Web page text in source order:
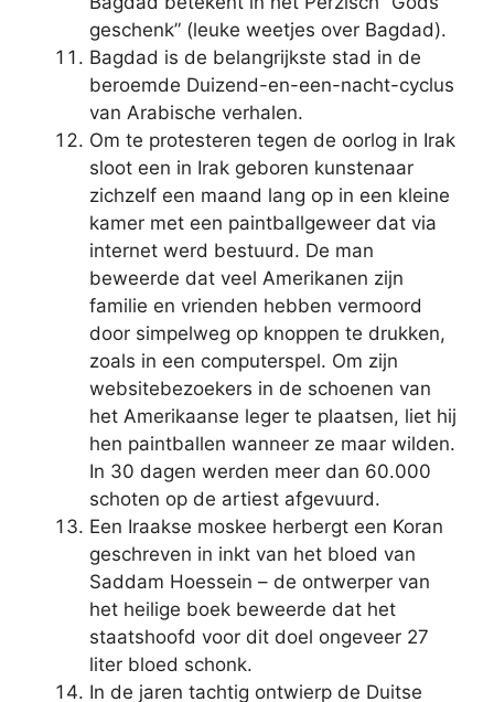
geschenk” (leuke weetjes over Bagdad).
Bagdad is de belangrijkste stad in de
beroemde Duizend-en-een-nacht-cyclus
van Arabische verhalen.
Om te protesteren tegen de oorlog in Irak
sloot een in Irak geboren kunstenaar
zichzelf een maand lang op in een kleine
kamer met een paintballgeweer dat via
internet werd bestuurd. De man
beweerde dat veel Amerikanen zijn
familie en vrienden hebben vermoord
door simpelweg op knoppen te drukken,
zoals in een computerspel. Om zijn
websitebezoekers in de schoenen van
het Amerikaanse leger te plaatsen, liet hij
hen paintballen wanneer ze maar wilden.
In 30 dagen werden meer dan 60.000
schoten op de artiest afgevuurd.
Een Iraakse moskee herbergt een Koran
geschreven in inkt van het bloed van
Saddam Hoessein – de ontwerper van
het heilige boek beweerde dat het
staatshoofd voor dit doel ongeveer 27
liter bloed schonk.
In de jaren tachtig ontwierp de Duitse